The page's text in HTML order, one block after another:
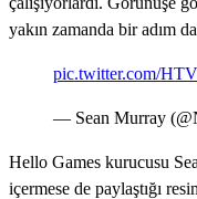
yakın zamanda bir adım
pic.twitter.com/
— Sean Murray
Hello Games kurucusu
içermese de paylaştığı